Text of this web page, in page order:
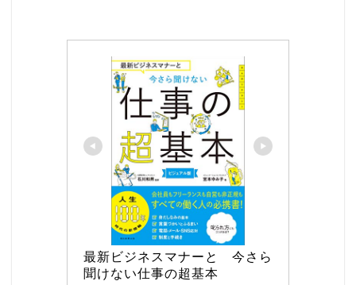
最新ビジネスマナーと　今さら
聞けない仕事の超基本